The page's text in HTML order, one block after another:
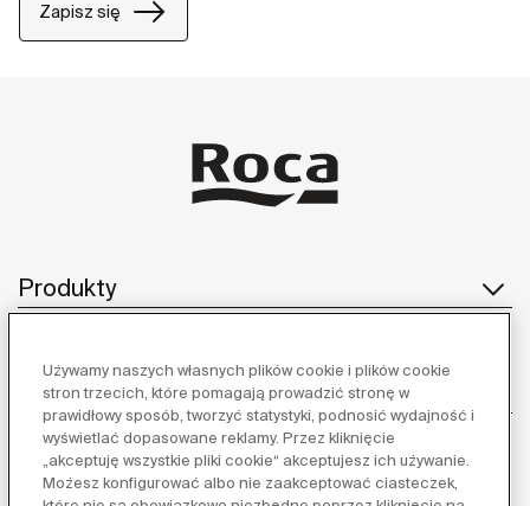
Zapisz się
Produkty
Obsługa klienta
O nas
Używamy naszych własnych plików cookie i plików cookie
stron trzecich, które pomagają prowadzić stronę w
prawidłowy sposób, tworzyć statystyki, podnosić wydajność i
wyświetlać dopasowane reklamy. Przez kliknięcie
„akceptuję wszystkie pliki cookie“ akceptujesz ich używanie.
Możesz konfigurować albo nie zaakceptować ciasteczek,